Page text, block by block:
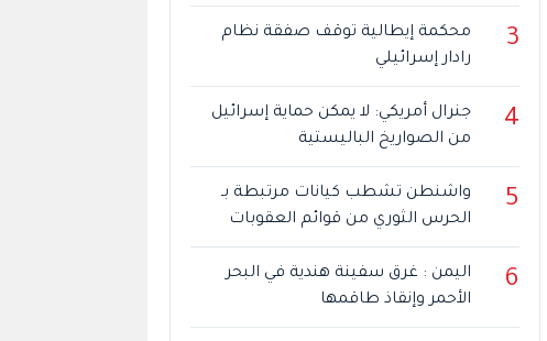
3
محكمة إيطالية توقف صفقة نظام
رادار إسرائيلي
4
جنرال أمريكي: لا يمكن حماية إسرائيل
من الصواريخ الباليستية
5
واشنطن تشطب كيانات مرتبطة بـ
الحرس الثوري من قوائم العقوبات
6
اليمن : غرق سفينة هندية في البحر
الأحمر وإنقاذ طاقمها